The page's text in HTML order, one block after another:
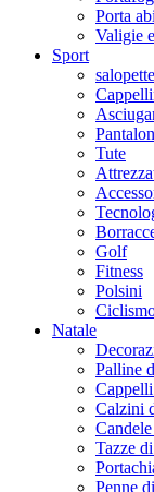
Porta
Valigie
Sport
Tute
Golf
Fitness
Polsini
Natale
Palline
Calzini
Tazze
Penne